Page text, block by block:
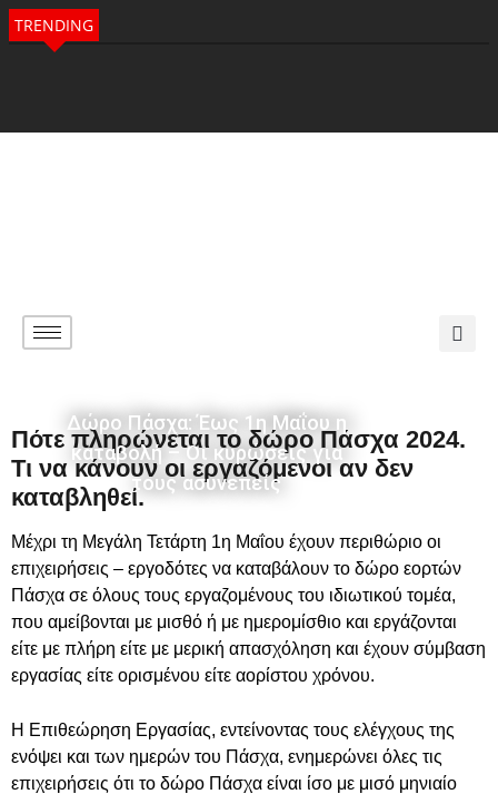
TRENDING
Δώρο Πάσχα: Έως 1η Μαΐου η
καταβολή – Οι κυρώσεις για
τους ασυνεπείς
Πότε πληρώνεται το δώρο Πάσχα 2024.
Τι να κάνουν οι εργαζόμενοι αν δεν
καταβληθεί.
Μέχρι τη Μεγάλη Τετάρτη 1η Μαΐου έχουν περιθώριο οι
επιχειρήσεις – εργοδότες να καταβάλουν το δώρο εορτών
Πάσχα σε όλους τους εργαζομένους του ιδιωτικού τομέα,
που αμείβονται με μισθό ή με ημερομίσθιο και εργάζονται
είτε με πλήρη είτε με μερική απασχόληση και έχουν σύμβαση
εργασίας είτε ορισμένου είτε αορίστου χρόνου.
Η Επιθεώρηση Εργασίας, εντείνοντας τους ελέγχους της
ενόψει και των ημερών του Πάσχα, ενημερώνει όλες τις
επιχειρήσεις ότι το δώρο Πάσχα είναι ίσο με μισό μηνιαίο